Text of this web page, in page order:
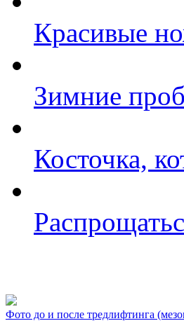
Красивые
Зимние
Косточка,
Фото до и после тредлифтинга